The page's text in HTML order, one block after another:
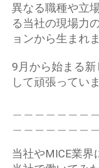
異なる職種や立
る当社の現場力
ョンから生まれま
9月から始まる
して頑張っていま
当社やMICE業界